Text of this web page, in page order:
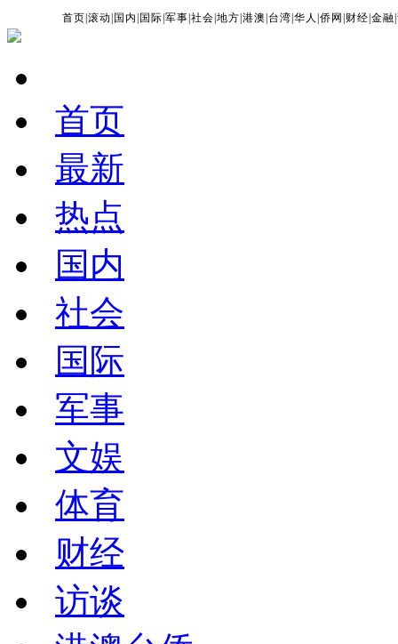
首页 |滚动 国内 国际 |军事 |社会 |地方 |港澳 台湾 |华人 |侨网 财经 |金融 |
首页
最新
热点
国内
社会
国际
军事
文娱
体育
财经
访谈